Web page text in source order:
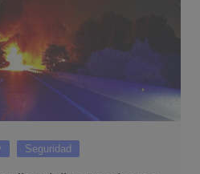
Seguridad